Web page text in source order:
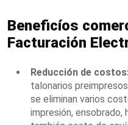
Beneficíos
Facturación
Reducción de
talonarios
se eliminan varios
impresión, ensobrado,